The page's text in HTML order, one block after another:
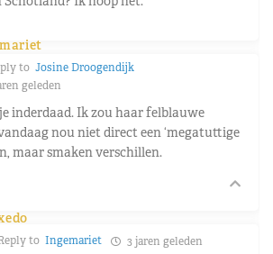
to Josine Droogendijk
geleden
inderdaad. Ik zou haar felblauwe
nou niet direct een ‘megatuttige
maar smaken verschillen.
to Ingemariet 3 jaren geleden